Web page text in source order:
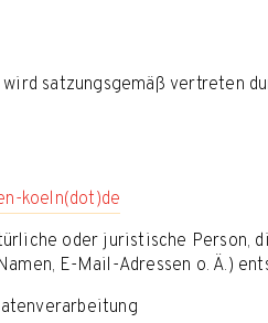
satzungsgemäß vertreten
koeln(dot)de
oder juristische Person,
E-Mail-Adressen o. Ä.)